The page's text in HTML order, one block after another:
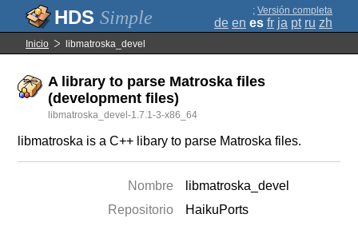
Simple ; Versión completa
de en es fr ja pt ru zh
Inicio libmatroska_devel
A library to parse Matroska files
(development files)
libmatroska_devel-1.7.1-3-x86_64
libmatroska is a C++ libary to parse Matroska files.
Nombre
libmatroska_devel
Repositorio
HaikuPorts